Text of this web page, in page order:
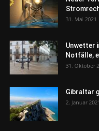
31. Mai 2021
Unwetter
Notfälle,
31. Oktober
Gibraltar
2. Januar 2021